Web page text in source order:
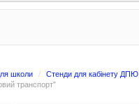
школи
Стенди для кабінету ДПЮ
транспорт"